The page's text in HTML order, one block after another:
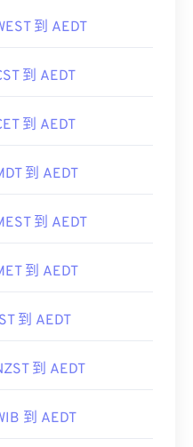
到 AEDT
到 AEDT
到 AEDT
到 AEDT
到 AEDT
到 AEDT
到 AEDT
到 AEDT
到 AEDT